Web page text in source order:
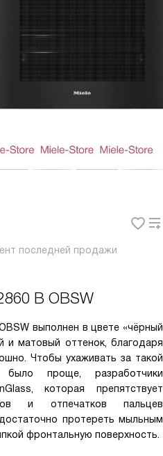
последней продажи
B OBSW
выполнен в цвете «чёрный
и матовый оттенок, благодаря
Чтобы ухаживать за такой
было проще, разработчики
которая препятствует
и отпечатков пальцев
протереть мыльным
фронтальную поверхность.